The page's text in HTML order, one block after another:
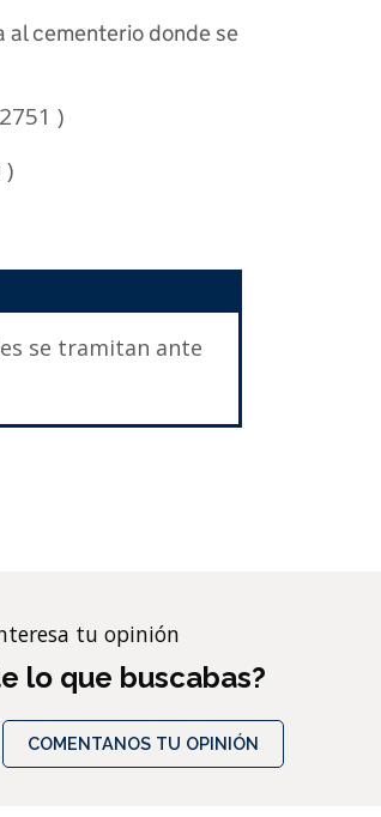
cementerio donde se
)
)
se tramitan ante
tu opinión
lo que buscabas?
COMENTANOS TU OPINIÓN